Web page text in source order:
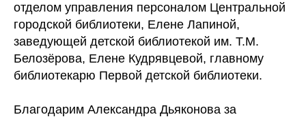
отделом управления персоналом Центральной
городской библиотеки, Елене Лапиной,
заведующей детской библиотекой им. Т.М.
Белозёрова, Елене Кудрявцевой, главному
библиотекарю Первой детской библиотеки.
Благодарим Александра Дьяконова за